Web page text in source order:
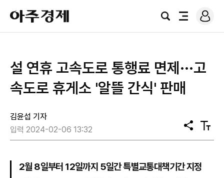
아
주
경
검
전
로
그
설 연휴 고속도로 통행료 면제···고
속도로 휴게소 '알뜰 간식' 판매
김윤섭 기자
입력 2024-02-06 13:32
공
유
텍
스
2월 8일부터 12일까지 5일간 특별교통대책기간 지정